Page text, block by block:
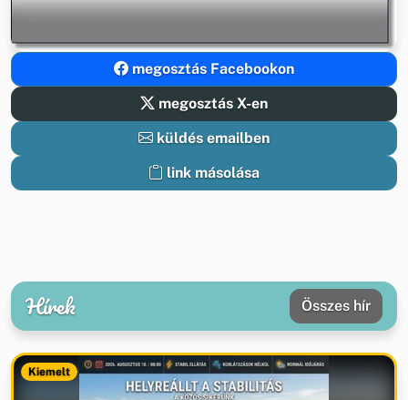
megosztás Facebookon
megosztás X-en
küldés emailben
link másolása
Hírek Összes hír
Kiemelt